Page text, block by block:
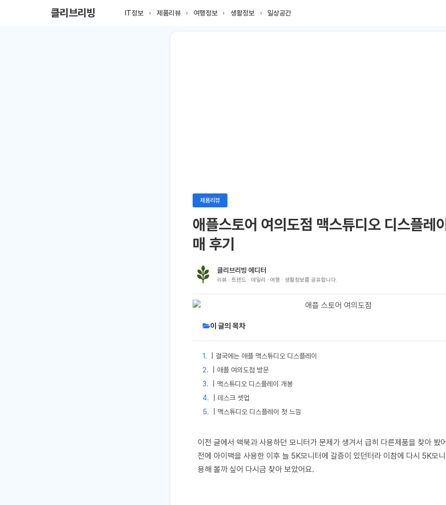
클리브리빙 IT정보 제품리뷰 여행정보 생활정보 일상공간
제품리뷰
애플스토어 여의도점 맥스튜디오 디스플레
매 후기
클리브리빙 에디터
리뷰 · 트렌드 · 데일리 · 여행 · 생활정보를 공유합니다.
이 글의 목차
| 결국에는 애플 맥스튜디오 디스플레이
| 애플 여의도점 방문
| 맥스튜디오 디스플레이 개봉
| 데스크 셋업
| 맥스튜디오 디스플레이 첫 느낌
이전 글에서 맥북과 사용하던 모니터가 문제가 생겨서 급히 다른제품을 찾아 봤
전에 아이맥을 사용한 이후 늘 5K모니터에 갈증이 있던터라 이참에 다시 5K모
용해 볼까 싶어 다시금 찾아 보았어요.